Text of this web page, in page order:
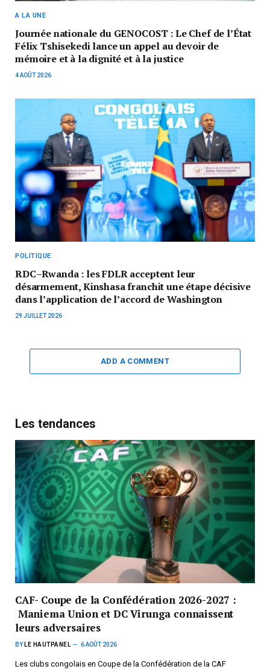
A LA UNE
Journée nationale du GENOCOST : Le Chef de l’État
Félix Tshisekedi lance un appel au devoir de
mémoire et à la dignité et à la justice
4 AOÛT 2026
POLITIQUE
RDC–Rwanda : les FDLR acceptent leur
désarmement, Kinshasa franchit une étape décisive
dans l’application de l’accord de Washington
29 JUILLET 2026
ADD A COMMENT
Les tendances
CAF- Coupe de la Confédération 2026-2027 :
Maniema Union et DC Virunga connaissent
leurs adversaires
BY LE HAUTPANEL 6 AOÛT 2026
Les clubs congolais en Coupe de la Confédération de la CAF